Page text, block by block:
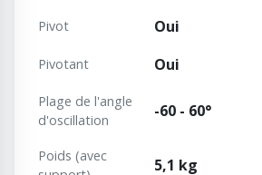
Pivot Oui
Pivotant Oui
Plage de l'angle
d'oscillation
-60 - 60°
Poids (avec
5,1 kg